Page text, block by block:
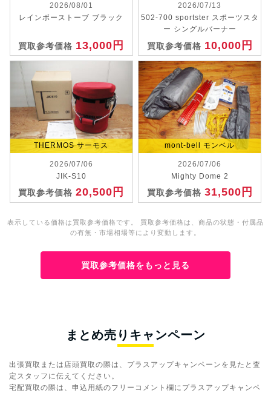
2026/08/01
レインボーストーブ ブラック
買取参考価格 13,000円
2026/07/13
502-700 sportster スポーツスタ
ー シングルバーナー
買取参考価格 10,000円
THERMOS サーモス
2026/07/06
JIK-S10
買取参考価格20,500円
mont-bell モンベル
2026/07/06
Mighty Dome 2
買取参考価格 31,500円
表示している価格は買取参考価格です。 買取参考価格は、商品の状態・付属品
の有無・市場相場等により変動します。
買取参考価格をもっと見る
まとめ売りキャンペーン
出張買取または店頭買取の際は、プラスアップキャンペーンを見たと査
定スタッフに伝えてください。
宅配買取の際は、申込用紙のフリーコメント欄にプラスアップキャンペ